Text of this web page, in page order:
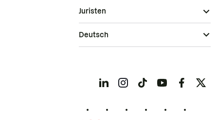
Juristen
Deutsch